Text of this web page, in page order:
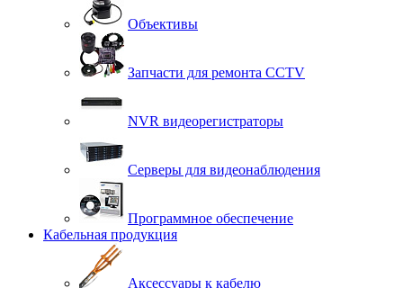
Объективы
Запчасти для ремонта CCTV
NVR видеорегистраторы
Серверы для видеонаблюдения
Программное обеспечение
Кабельная продукция
Аксессуары к кабелю